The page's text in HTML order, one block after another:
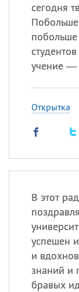
сегодня
Побольше
побольше
учение —
Открытка
В этот
успешен
и
знаний и
бравых